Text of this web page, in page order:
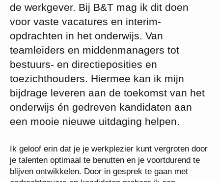
de werkgever. Bij B&T mag ik dit doen
voor vaste vacatures en interim-
opdrachten in het onderwijs. Van
teamleiders en middenmanagers tot
bestuurs- en directieposities en
toezichthouders. Hiermee kan ik mijn
bijdrage leveren aan de toekomst van het
onderwijs én gedreven kandidaten aan
een mooie nieuwe uitdaging helpen.
Ik geloof erin dat je je werkplezier kunt vergroten door
je talenten optimaal te benutten en je voortdurend te
blijven ontwikkelen. Door in gesprek te gaan met